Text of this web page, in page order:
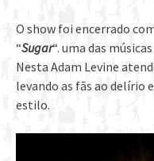
O show foi encerrado
“Sugar“. uma das
Nesta Adam Levine
levando as fãs ao delírio
estilo.